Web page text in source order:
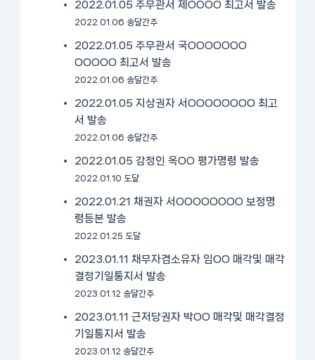
2022.01.05 주무관서 제OOOO 최고서 발송
2022.01.06 송달간주
2022.01.05 주무관서 국OOOOOOO
OOOOO 최고서 발송
2022.01.06 송달간주
2022.01.05 지상권자 서OOOOOOOO 최고
서 발송
2022.01.06 송달간주
2022.01.05 감정인 옥OO 평가명령 발송
2022.01.10 도달
2022.01.21 채권자 서OOOOOOOO 보정명
령등본 발송
2022.01.25 도달
2023.01.11 채무자겸소유자 임OO 매각및 매각
결정기일통지서 발송
2023.01.12 송달간주
2023.01.11 근저당권자 박OO 매각및 매각결정
기일통지서 발송
2023.01.12 송달간주